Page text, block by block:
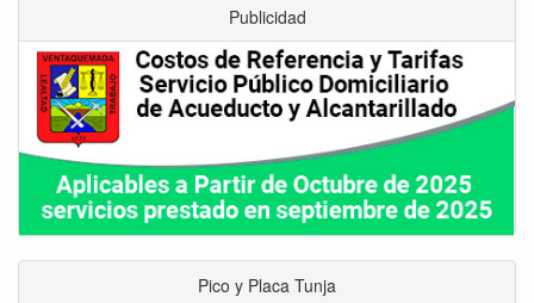
Publicidad
Pico y Placa Tunja